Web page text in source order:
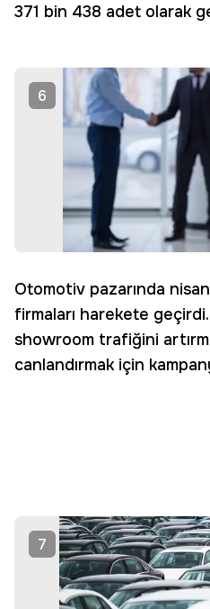
371 bin 438 adet olarak
6
Otomotiv pazarında
firmaları harekete
showroom trafiğini
canlandırmak için
7